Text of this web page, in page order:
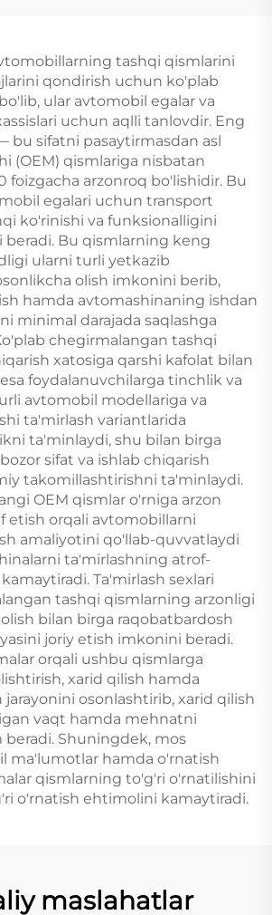
tashqi qismlarini
qondirish uchun ko'plab
ular avtomobil egalar va
uchun aqlli tanlovdir. Eng
bu sifatni pasaytirmasdan asl
(OEM) qismlariga nisbatan
foizgacha arzonroq bo'lishidir. Bu
egalari uchun transport
ko'rinishi va funksionalligini
beradi. Bu qismlarning keng
ularni turli yetkazib
olish imkonini berib,
hamda avtomashinaning ishdan
minimal darajada saqlashga
chegirmalangan tashqi
xatosiga qarshi kafolat bilan
foydalanuvchilarga tinchlik va
avtomobil modellariga va
ta'mirlash variantlarida
ta'minlaydi, shu bilan birga
sifat va ishlab chiqarish
takomillashtirishni ta'minlaydi.
OEM qismlar o'rniga arzon
etish orqali avtomobillarni
amaliyotini qo'llab-quvvatlaydi
ta'mirlashning atrof-
Ta'mirlash sexlari
tashqi qismlarning arzonligi
bilan birga raqobatbardosh
joriy etish imkonini beradi.
orqali ushbu qismlarga
xarid qilish hamda
osonlashtirib, xarid qilish
vaqt hamda mehnatni
beradi. Shuningdek, mos
ma'lumotlar hamda o'rnatish
qismlarning to'g'ri o'rnatilishini
o'rnatish ehtimolini kamaytiradi.
maslahatlar